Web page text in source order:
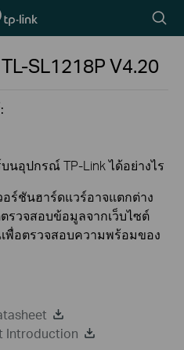
icon
TL-SL1218PV4.20
นอุปกรณ์ TP-Link ได้อย่างไร
อร์ชันฮาร์ดแวร์อาจแตกต่าง
วจสอบข้อมูลจากเว็บไซต์
พื่อตรวจสอบความพร้อมของ
Introduction